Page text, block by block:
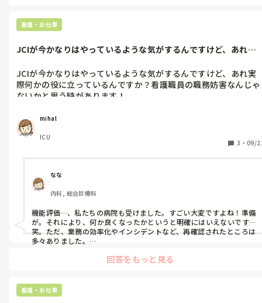
看護・お仕事
JCIが今かなりはやっているような気がするんですけど、あれ実
JCIが今かなりはやっているような気がするんですけど、あれ実
際何かの役に立っているんですか？看護職員の職務妨害なんじゃ
ないかと思う時があります！
mihal
ICU
3 ・ 09/
なな
内科, 総合診療科
機能評価…、私たちの病院も受けました。すごい大変ですよね！準備
が。それにより、何か良くなったかというと明確にはいえないです…
笑。ただ、業務の効率化やインシデントなど、再確認されたところは
多々ありました。
院を盛り上げるための運営や経営として、大事なことなんだと思いま
回答をもっと見る
看護・お仕事